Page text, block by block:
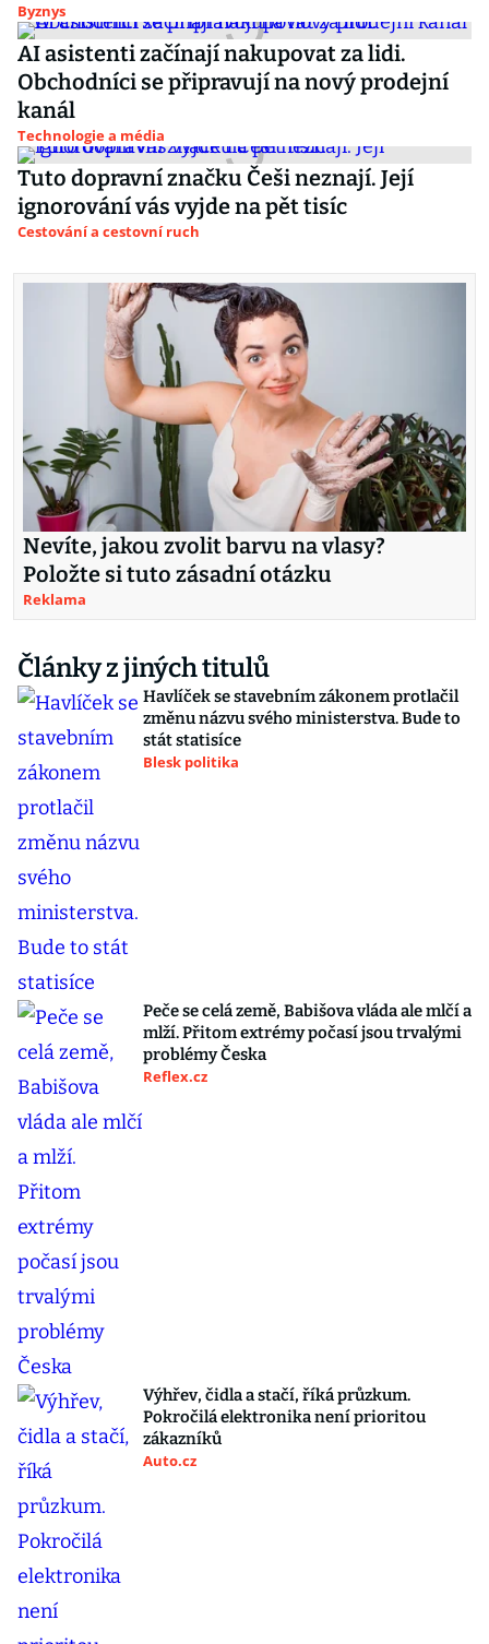
Byznys
AI asistenti začínají nakupovat za lidi.
Obchodníci se připravují na nový prodejní
kanál
Technologie a média
Tuto dopravní značku Češi neznají. Její
ignorování vás vyjde na pět tisíc
Cestování a cestovní ruch
Nevíte, jakou zvolit barvu na vlasy?
Položte si tuto zásadní otázku
Reklama
Články z jiných titulů
Havlíček se stavebním zákonem protlačil
změnu názvu svého ministerstva. Bude to
stát statisíce
Blesk politika
Peče se celá země, Babišova vláda ale mlčí a
mlží. Přitom extrémy počasí jsou trvalými
problémy Česka
Reflex.cz
Výhřev, čidla a stačí, říká průzkum.
Pokročilá elektronika není prioritou
zákazníků
Auto.cz